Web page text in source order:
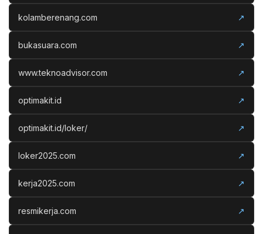
kolamberenang.com ↗
bukasuara.com ↗
www.teknoadvisor.com ↗
optimakit.id ↗
optimakit.id/loker/ ↗
loker2025.com ↗
kerja2025.com ↗
resmikerja.com ↗